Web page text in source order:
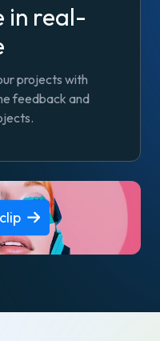
in real-
projects with
feedback and